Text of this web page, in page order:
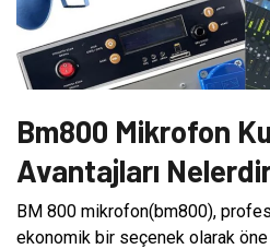
Bm800 Mikrofon
Avantajları
BM 800 mikrofon(bm800),
ekonomik bir seçenek olarak öne